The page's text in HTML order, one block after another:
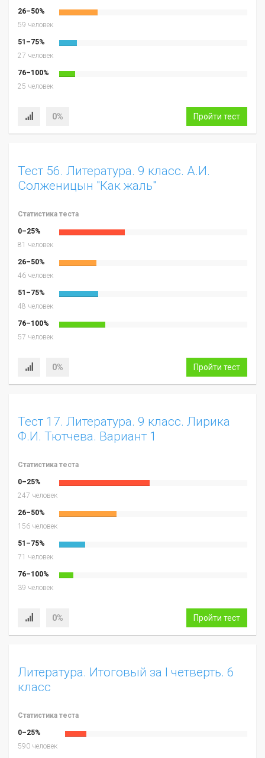
26–50%
59 человек
51–75%
27 человек
76–100%
25 человек
0% Пройти тест
Тест 56. Литература. 9 класс. А.И.
Солженицын "Как жаль"
Статистика теста
0–25%
81 человек
26–50%
46 человек
51–75%
48 человек
76–100%
57 человек
0% Пройти тест
Тест 17. Литература. 9 класс. Лирика
Ф.И. Тютчева. Вариант 1
Статистика теста
0–25%
247 человек
26–50%
156 человек
51–75%
71 человек
76–100%
39 человек
0% Пройти тест
Литература. Итоговый за I четверть. 6
класс
Статистика теста
0–25%
590 человек